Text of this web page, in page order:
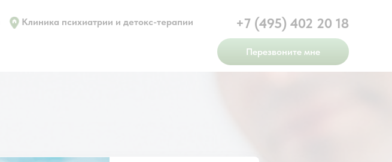
+7 (495) 402 20 18
Перезвоните мне
Клиника психиатрии и детокс-терапии